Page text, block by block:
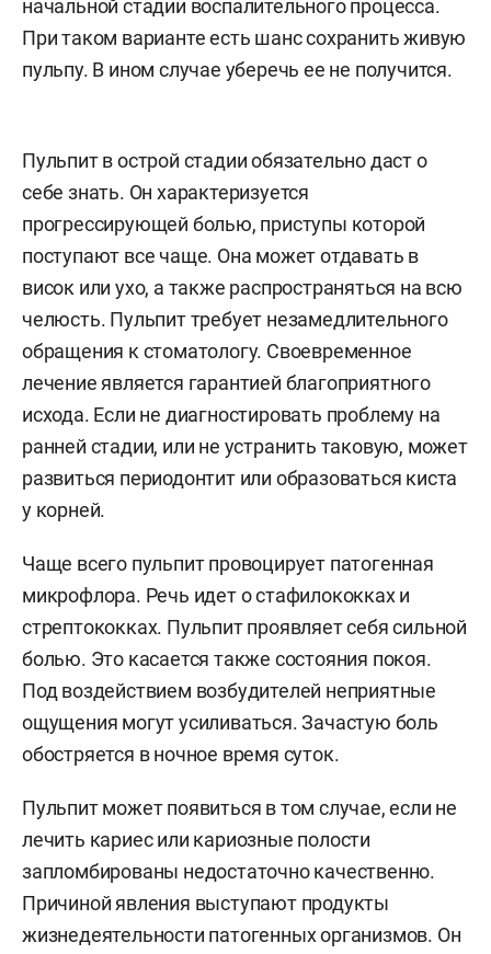
начальной стадии воспалительного процесса.
При таком варианте есть шанс сохранить живую
пульпу. В ином случае уберечь ее не получится.
Пульпит в острой стадии обязательно даст о
себе знать. Он характеризуется
прогрессирующей болью, приступы которой
поступают все чаще. Она может отдавать в
висок или ухо, а также распространяться на всю
челюсть. Пульпит требует незамедлительного
обращения к стоматологу. Своевременное
лечение является гарантией благоприятного
исхода. Если не диагностировать проблему на
ранней стадии, или не устранить таковую, может
развиться периодонтит или образоваться киста
у корней.
Чаще всего пульпит провоцирует патогенная
микрофлора. Речь идет о стафилококках и
стрептококках. Пульпит проявляет себя сильной
болью. Это касается также состояния покоя.
Под воздействием возбудителей неприятные
ощущения могут усиливаться. Зачастую боль
обостряется в ночное время суток.
Пульпит может появиться в том случае, если не
лечить кариес или кариозные полости
запломбированы недостаточно качественно.
Причиной явления выступают продукты
жизнедеятельности патогенных организмов. Он